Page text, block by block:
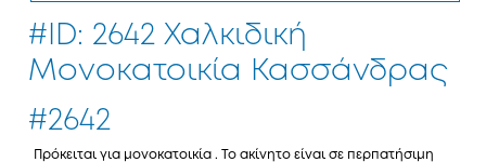
#ID: 2642 Χαλκιδική
Μονοκατοικία Κασσάνδρας
#2642
Πρόκειται για μονοκατοικία . Το ακίνητο είναι σε περπατήσιμη